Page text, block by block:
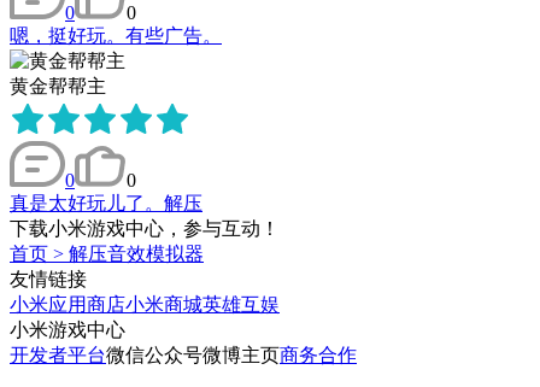
0
0
嗯，挺好玩。有些广告。
黄金帮帮主
0
0
真是太好玩儿了。解压
下载小米游戏中心，参与互动！
首页 > 解压音效模拟器
友情链接
小米应用商店小米商城英雄互娱
小米游戏中心
开发者平台微信公众号微博主页商务合作